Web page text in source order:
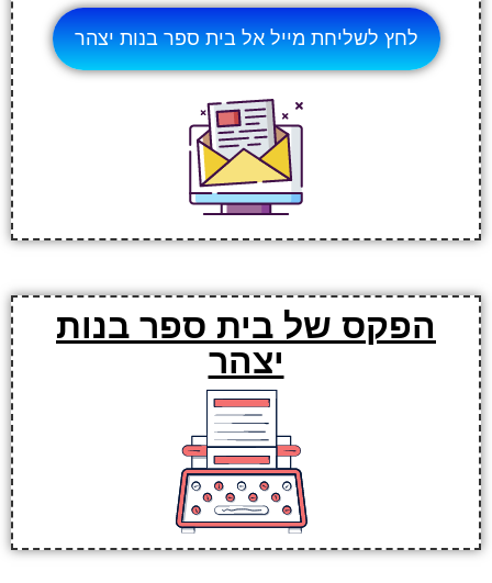
לחץ לשליחת מייל אל בית ספר בנות יצהר
הפקס של בית ספר בנות
יצהר